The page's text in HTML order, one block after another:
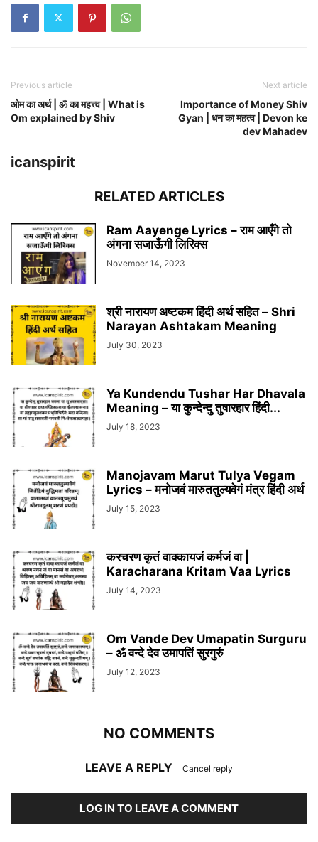
Previous article
ओम का अर्थ | ॐ का महत्त्व | What is
Om explained by Shiv
Next article
Importance of Money Shiv
Gyan | धन का महत्व | Devon ke
dev Mahadev
icanspirit
RELATED ARTICLES
Ram Aayenge Lyrics – राम आएँगे तो
अंगना सजाऊँगी लिरिक्स
November 14, 2023
श्री नारायण अष्टकम हिंदी अर्थ सहित – Shri
Narayan Ashtakam Meaning
July 30, 2023
Ya Kundendu Tushar Har Dhavala
Meaning – या कुन्देन्दु तुषारहार हिंदी...
July 18, 2023
Manojavam Marut Tulya Vegam
Lyrics – मनोजवं मारुततुल्यवेगं मंत्र हिंदी अर्थ
July 15, 2023
करचरण कृतं वाक्कायजं कर्मजं वा |
Karacharana Kritam Vaa Lyrics
July 14, 2023
Om Vande Dev Umapatin Surguru
– ॐ वन्दे देव उमापतिं सुरगुरुं
July 12, 2023
NO COMMENTS
LEAVE A REPLY Cancel reply
LOG IN TO LEAVE A COMMENT